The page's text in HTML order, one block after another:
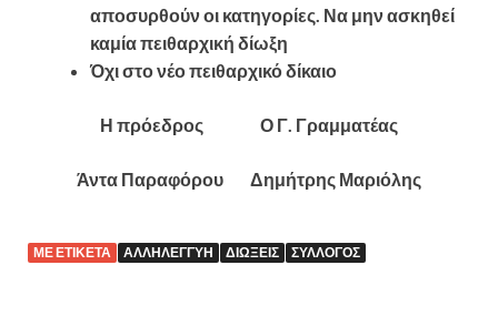
αποσυρθούν οι κατηγορίες. Να μην ασκηθεί
καμία πειθαρχική δίωξη
Όχι στο νέο πειθαρχικό δίκαιο
Η πρόεδρος Ο Γ. Γραμματέας
Άντα Παραφόρου Δημήτρης Μαριόλης
ΜΕ ΕΤΙΚΈΤΑ ΑΛΛΗΛΕΓΓΎΗ ΔΙΏΞΕΙΣ ΣΎΛΛΟΓΟΣ